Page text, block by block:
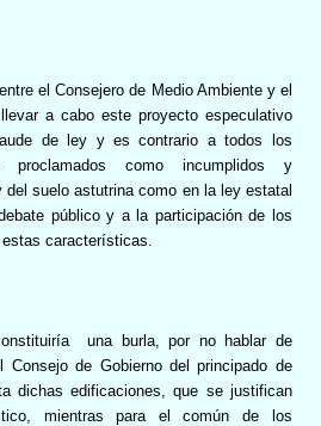
el Consejero de Medio Ambiente y el
a cabo este proyecto especulativo
de ley y es contrario a todos los
proclamados como incumplidos y
del suelo astutrina como en la ley estatal
público y a la participación de los
características.
una burla, por no hablar de
Consejo de Gobierno del principado de
dichas edificaciones, que se justifican
mientras para el común de los